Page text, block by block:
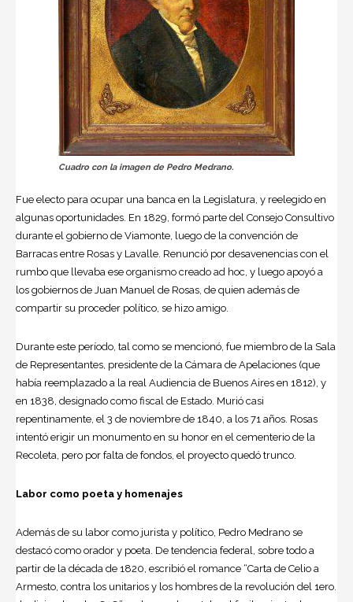
Cuadro con la imagen de Pedro Medrano.
Fue electo para ocupar una banca en la Legislatura, y reelegido en
algunas oportunidades. En 1829, formó parte del Consejo Consultivo
durante el gobierno de Viamonte, luego de la convención de
Barracas entre Rosas y Lavalle. Renunció por desavenencias con el
rumbo que llevaba ese organismo creado ad hoc, y luego apoyó a
los gobiernos de Juan Manuel de Rosas, de quien además de
compartir su proceder político, se hizo amigo.
Durante este período, tal como se mencionó, fue miembro de la Sala
de Representantes, presidente de la Cámara de Apelaciones (que
había reemplazado a la real Audiencia de Buenos Aires en 1812), y
en 1838, designado como fiscal de Estado. Murió casi
repentinamente, el 3 de noviembre de 1840, a los 71 años. Rosas
intentó erigir un monumento en su honor en el cementerio de la
Recoleta, pero por falta de fondos, el proyecto quedó trunco.
Labor como poeta y homenajes
Además de su labor como jurista y político, Pedro Medrano se
destacó como orador y poeta. De tendencia federal, sobre todo a
partir de la década de 1820, escribió el romance “Carta de Celio a
Armesto, contra los unitarios y los hombres de la revolución del 1ero.